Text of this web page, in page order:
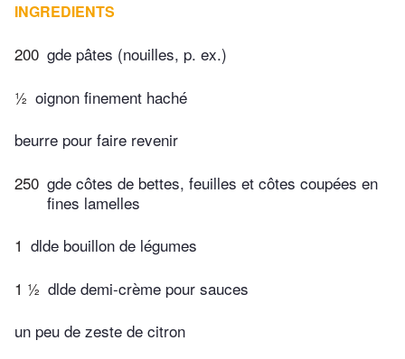
INGREDIENTS
200 gde pâtes (nouilles, p. ex.)
½ oignon finement haché
beurre pour faire revenir
250 gde côtes de bettes, feuilles et côtes coupées en
fines lamelles
1 dlde bouillon de légumes
1 ½ dlde demi-crème pour sauces
un peu de zeste de citron